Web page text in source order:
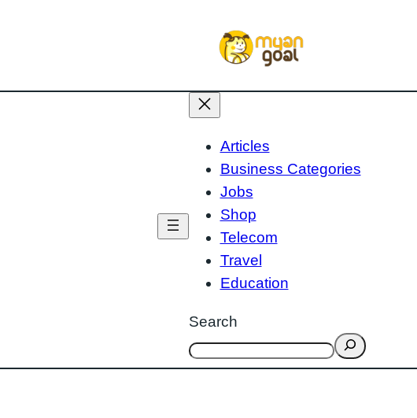
Articles
Business Categories
Jobs
Shop
Telecom
Travel
Education
Search